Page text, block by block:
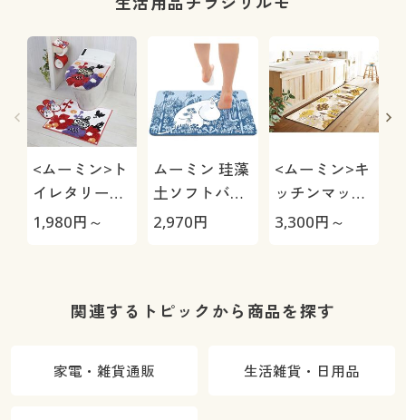
<ムーミン>ト
イレタリーシ
リーズ(ベルホ
1,980円～
ムーミン 珪藻
土ソフトバス
マット
2,970円
<ムーミン>キ
ッチンマット
(アウリンコ)
3,300円～
関連するトピックから商品を探す
家電・雑貨通販 生活雑貨・日用品